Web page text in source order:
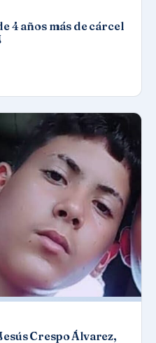
4 años más de cárcel
Crespo Álvarez,